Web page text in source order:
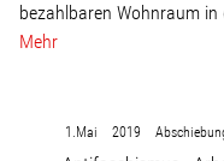
bezahlbaren Wohnraum
Mehr
1.Mai 2019